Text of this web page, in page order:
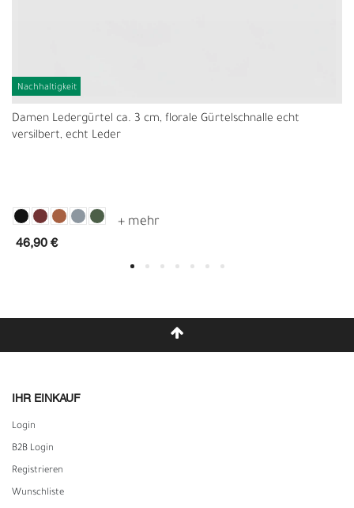
Nachhaltigkeit
Damen Ledergürtel ca. 3 cm, florale Gürtelschnalle echt
versilbert, echt Leder
46,90 €
IHR EINKAUF
Login
B2B Login
Registrieren
Wunschliste